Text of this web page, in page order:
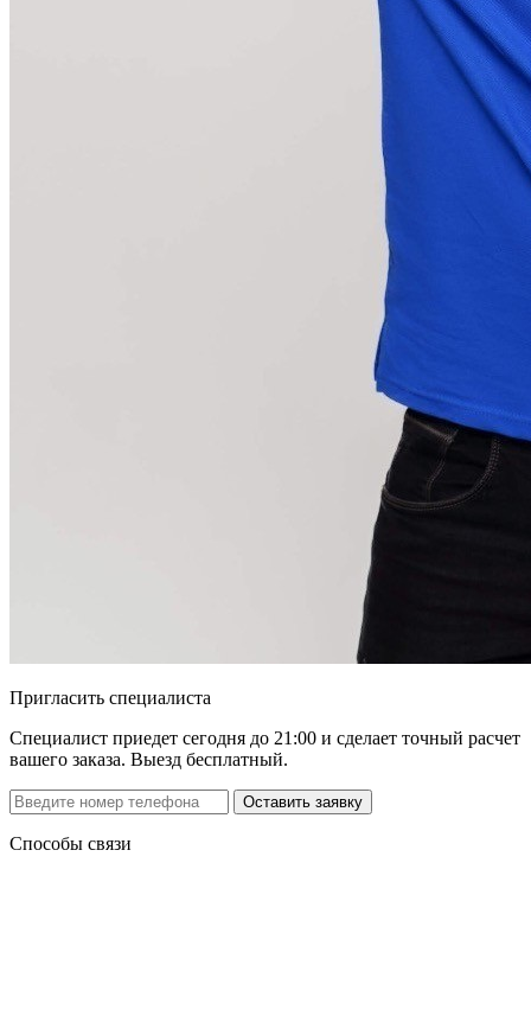
Пригласить специалиста
Специалист приедет сегодня до 21:00 и сделает точный расчет
вашего заказа. Выезд бесплатный.
Способы связи